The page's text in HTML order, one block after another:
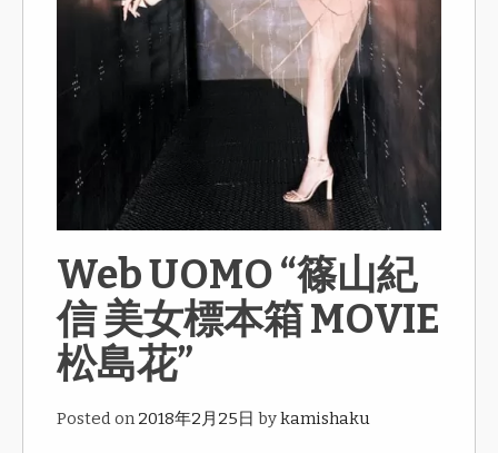
Web UOMO “篠山紀
信 美女標本箱 MOVIE
松島花”
Posted on2018年2月25日 bykamishaku